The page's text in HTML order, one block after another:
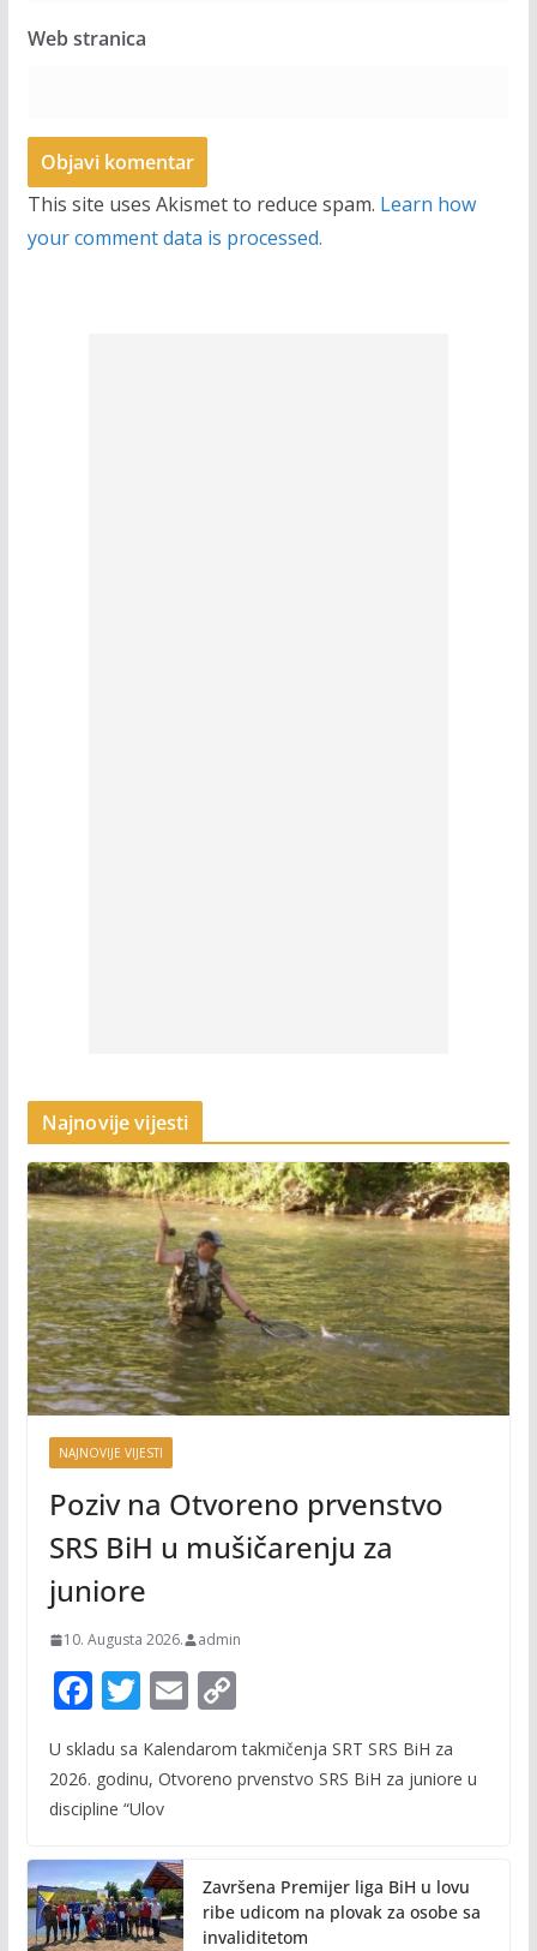
Web stranica
This site uses Akismet to reduce spam. Learn how
your comment data is processed.
Najnovije vijesti
NAJNOVIJE VIJESTI
Poziv na Otvoreno prvenstvo
SRS BiH u mušičarenju za
juniore
10. Augusta 2026. admin
F
ac
e
b
o
k
T
w
itt
er
E
m
ai
C
o
p
y
n
k
U skladu sa Kalendarom takmičenja SRT SRS BiH za
2026. godinu, Otvoreno prvenstvo SRS BiH za juniore u
discipline “Ulov
Završena Premijer liga BiH u lovu
ribe udicom na plovak za osobe sa
invaliditetom